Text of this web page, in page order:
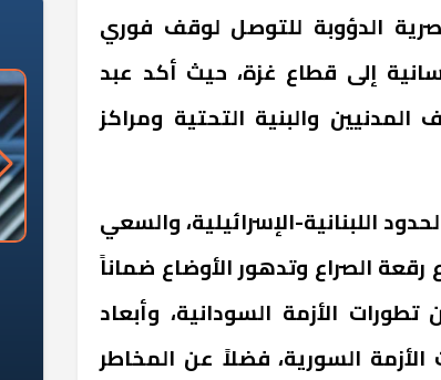
الدؤوبة للتوصل لوقف فوري
إلى قطاع غزة، حيث أكد عبد
والبنية التحتية ومراكز
اللبنانية-الإسرائيلية، والسعي
الصراع وتدهور الأوضاع ضماناً
الأزمة السودانية، وأبعاد
السورية، فضلاً عن المخاطر
«وزارة الآثار»: العُثور على 10 توابيت سلامة الغذاء: 285 ألف طن صادرات
غذائية في أسبوع